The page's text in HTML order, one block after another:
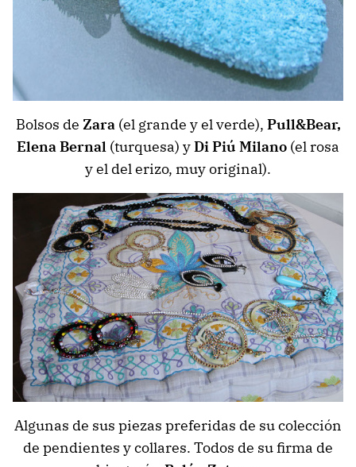
Bolsos de Zara(el grande y el verde), Pull&Bear,
Elena Bernal (turquesa) yDi Piú Milano (el rosa
y el del erizo, muy original).
Algunas de sus piezas preferidas de su colección
de pendientes y collares. Todos de su firma de